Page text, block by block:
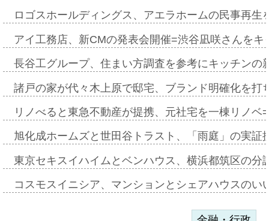
ロゴスホールディングス、アエラホームの民事再
アイ工務店、新CMの発表会開催=渋谷凪咲さんを
長谷工グループ、住まい方調査を参考にキッチン
諸戸の家が代々木上原で邸宅、ブランド明確化を
リノべると東急不動産が提携、元社宅を一棟リノ
旭化成ホームズと世田谷トラスト、「雨庭」の実
東京セキスイハイムとベンハウス、横浜都筑区の
コスモスイニシア、マンションとシェアハウスの